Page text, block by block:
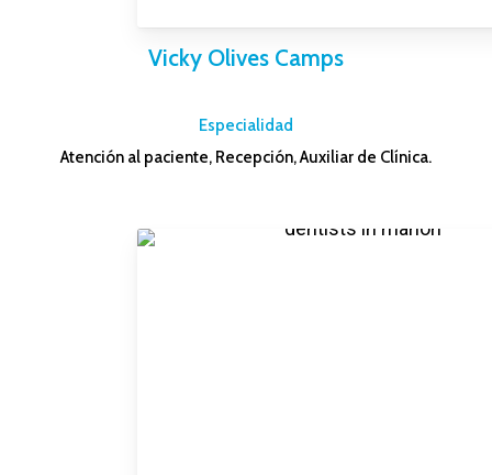
Vicky Olives Camps
Especialidad
Atención al paciente, Recepción, Auxiliar de Clínica.